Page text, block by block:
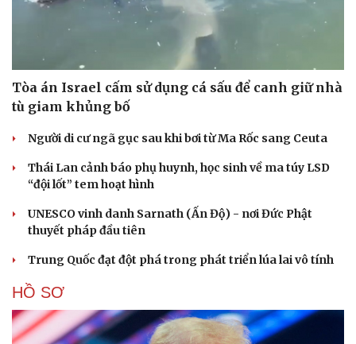
Tòa án Israel cấm sử dụng cá sấu để canh giữ nhà
tù giam khủng bố
Người di cư ngã gục sau khi bơi từ Ma Rốc sang Ceuta
Thái Lan cảnh báo phụ huynh, học sinh về ma túy LSD
“đội lốt” tem hoạt hình
UNESCO vinh danh Sarnath (Ấn Độ) - nơi Đức Phật
thuyết pháp đầu tiên
Trung Quốc đạt đột phá trong phát triển lúa lai vô tính
HỒ SƠ